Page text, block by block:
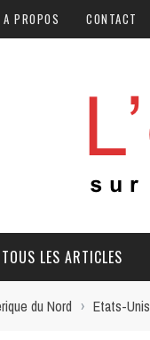
A PROPOS CONTACT
TOUS LES ARTICLES
du Nord › Etats-Unis